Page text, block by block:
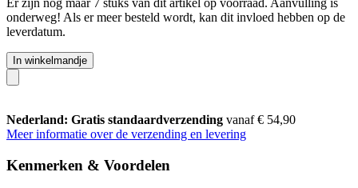
onderweg! Als er meer besteld wordt, kan dit invloed hebben op de
leverdatum.
In winkelmandje
Nederland: Gratis standaardverzending vanaf € 54,90
Meer informatie over de verzending en levering
Kenmerken & Voordelen